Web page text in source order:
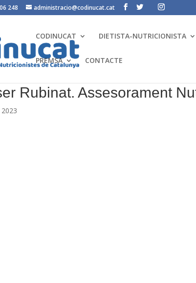
248 administracio@codinucat.cat
CODINUCAT DIETISTA-NUTRICIONISTA
PREMSA CONTACTE
Rubinat. Assesorament